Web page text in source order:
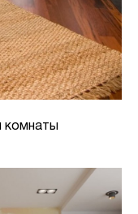
комнаты